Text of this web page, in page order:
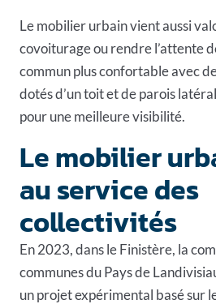
Le mobilier urbain vient aussi
covoiturageou rendre l’attente
commun plus confortable avec
dotés d’un toit et de parois
pour une meilleure visibilité.
Le mobilier
au service des
collectivités
En 2023, dans le Finistère, la
communes du Pays de
un projet expérimental basé sur